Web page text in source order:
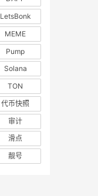
LetsBonk
MEME
Pump
Solana
TON
代币快照
审计
滑点
靓号